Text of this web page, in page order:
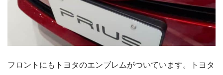
フロントにもトヨタのエンブレムがついています。トヨタ